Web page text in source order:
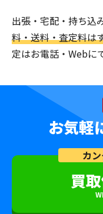
出張・宅配・持ち込
料・送料・査定料は
定はお電話・Webに
お気軽
カ
買